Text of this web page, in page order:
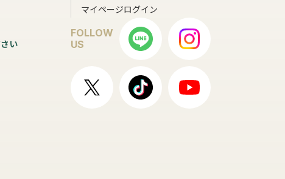
い
マイページログイン
FOLLOW
US